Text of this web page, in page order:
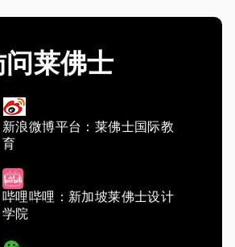
莱佛士
新浪微博平台：莱佛士国际教
育
哔哩哔哩：新加坡莱佛士设计
学院